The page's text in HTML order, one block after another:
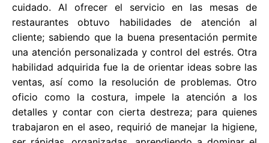
cuidado. Al ofrecer el servicio en las mesas de
restaurantes obtuvo habilidades de atención al
cliente; sabiendo que la buena presentación permite
una atención personalizada y control del estrés. Otra
habilidad adquirida fue la de orientar ideas sobre las
ventas, así como la resolución de problemas. Otro
oficio como la costura, impele la atención a los
detalles y contar con cierta destreza; para quienes
trabajaron en el aseo, requirió de manejar la higiene,